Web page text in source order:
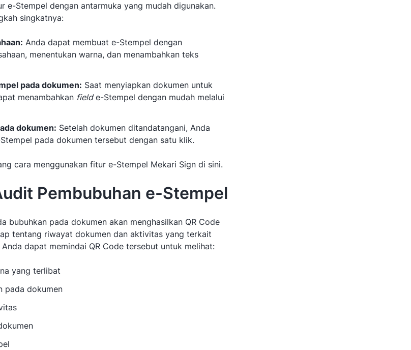
e-Stempel dengan antarmuka yang mudah digunakan.
singkatnya:
Anda dapat membuat e-Stempel dengan
menentukan warna, dan menambahkan teks
pada dokumen: Saat menyiapkan dokumen untuk
menambahkan fielde-Stempel dengan mudah melalui
dokumen: Setelah dokumen ditandatangani, Anda
pada dokumen tersebut dengan satu klik.
cara menggunakan fitur e-Stempel Mekari Sign di sini.
Pembubuhan e-Stempel
bubuhkan pada dokumen akan menghasilkan QR Code
tentang riwayat dokumen dan aktivitas yang terkait
dapat memindai QR Code tersebut untuk melihat:
yang terlibat
pada dokumen